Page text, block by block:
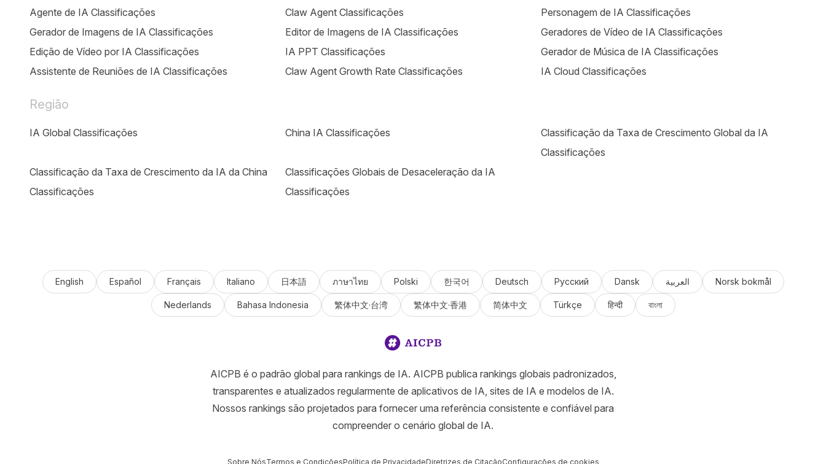
Agente de IA Classificações
Claw Agent Classificações
Personagem de IA Classificações
Gerador de Imagens de IA Classificações
Editor de Imagens de IA Classificações
Geradores de Vídeo de IA Classificações
Edição de Vídeo por IA Classificações
IA PPT Classificações
Gerador de Música de IA Classificações
Assistente de Reuniões de IA Classificações
Claw Agent Growth Rate Classificações IA Cloud Classificações
Região
IA Global Classificações China IA Classificações
Classificação da Taxa de Crescimento Global da IA
Classificações
Classificação da Taxa de Crescimento da IA da China
Classificações
Classificações Globais de Desaceleração da IA
Classificações
English Español Français Italiano 日本語 ภาษาไทย Polski 한국어 Deutsch Русский Dansk العربية Norsk bokmål
Nederlands Bahasa Indonesia 繁体中文·台湾 繁体中文·香港 简体中文 Türkçe हिन्दी বাংলা
AICPB é o padrão global para rankings de IA. AICPB publica rankings globais padronizados,
transparentes e atualizados regularmente de aplicativos de IA, sites de IA e modelos de IA.
Nossos rankings são projetados para fornecer uma referência consistente e confiável para
compreender o cenário global de IA.
Sobre NósTermos e CondiçõesPolítica de PrivacidadeDiretrizes de CitaçãoConfigurações de cookies